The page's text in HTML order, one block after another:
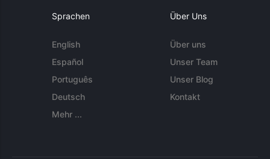
Sprachen
English
Español
Português
Deutsch
Mehr ...
Über Uns
Über uns
Unser Team
Unser Blog
Kontakt